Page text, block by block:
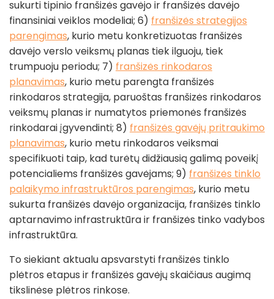
sukurti tipinio franšizės gavėjo ir franšizės davėjo
finansiniai veiklos modeliai; 6) franšizės strategijos
parengimas, kurio metu konkretizuotas franšizės
davėjo verslo veiksmų planas tiek ilguoju, tiek
trumpuoju periodu; 7) franšizės rinkodaros
planavimas, kurio metu parengta franšizės
rinkodaros strategija, paruoštas franšizės rinkodaros
veiksmų planas ir numatytos priemonės franšizės
rinkodarai įgyvendinti; 8) franšizės gavėjų pritraukimo
planavimas, kurio metu rinkodaros veiksmai
specifikuoti taip, kad turėtų didžiausią galimą poveikį
potencialiems franšizės gavėjams; 9) franšizės tinklo
palaikymo infrastruktūros parengimas, kurio metu
sukurta franšizės davėjo organizacija, franšizės tinklo
aptarnavimo infrastruktūra ir franšizės tinko vadybos
infrastruktūra.
To siekiant aktualu apsvarstyti franšizės tinklo
plėtros etapus ir franšizės gavėjų skaičiaus augimą
tikslinėse plėtros rinkose.